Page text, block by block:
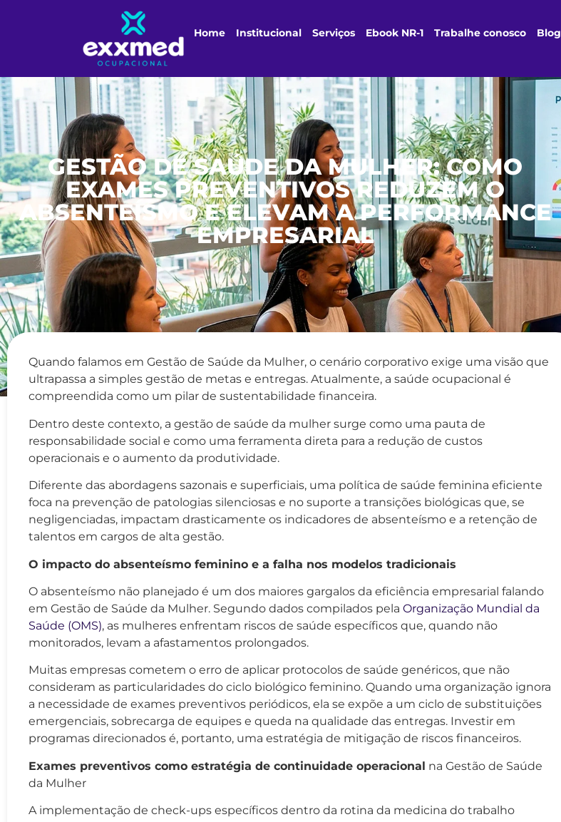
Home Institucional Serviços Ebook NR-1 Trabalhe conosco Blog
GESTÃO DE SAÚDE DA MULHER: COMO
EXAMES PREVENTIVOS REDUZEM O
ABSENTEÍSMO E ELEVAM A PERFORMANCE
EMPRESARIAL
Quando falamos em Gestão de Saúde da Mulher, o cenário corporativo exige uma visão que
ultrapassa a simples gestão de metas e entregas. Atualmente, a saúde ocupacional é
compreendida como um pilar de sustentabilidade financeira.
Dentro deste contexto, a gestão de saúde da mulher surge como uma pauta de
responsabilidade social e como uma ferramenta direta para a redução de custos
operacionais e o aumento da produtividade.
Diferente das abordagens sazonais e superficiais, uma política de saúde feminina eficiente
foca na prevenção de patologias silenciosas e no suporte a transições biológicas que, se
negligenciadas, impactam drasticamente os indicadores de absenteísmo e a retenção de
talentos em cargos de alta gestão.
O impacto do absenteísmo feminino e a falha nos modelos tradicionais
O absenteísmo não planejado é um dos maiores gargalos da eficiência empresarial falando
em Gestão de Saúde da Mulher. Segundo dados compilados pela Organização Mundial da
Saúde (OMS), as mulheres enfrentam riscos de saúde específicos que, quando não
monitorados, levam a afastamentos prolongados.
Muitas empresas cometem o erro de aplicar protocolos de saúde genéricos, que não
consideram as particularidades do ciclo biológico feminino. Quando uma organização ignora
a necessidade de exames preventivos periódicos, ela se expõe a um ciclo de substituições
emergenciais, sobrecarga de equipes e queda na qualidade das entregas. Investir em
programas direcionados é, portanto, uma estratégia de mitigação de riscos financeiros.
Exames preventivos como estratégia de continuidade operacional na Gestão de Saúde
da Mulher
A implementação de check-ups específicos dentro da rotina da medicina do trabalho